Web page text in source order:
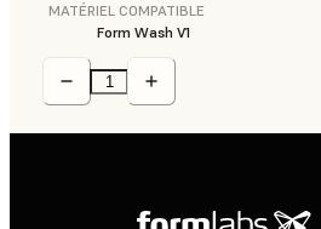
MATÉRIEL COMPATIBLE
Form Wash V1